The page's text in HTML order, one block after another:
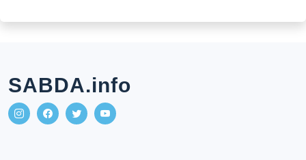
SABDA.info